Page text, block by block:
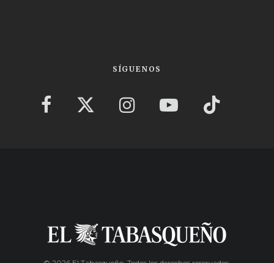
SÍGUENOS